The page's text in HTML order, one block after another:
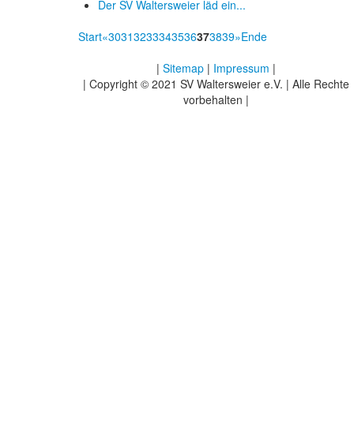
Der SV Waltersweier läd ein...
Start«30313233343536373839»Ende
| Sitemap | Impressum |
| Copyright © 2021 SV Waltersweier e.V. | Alle Rechte
vorbehalten |